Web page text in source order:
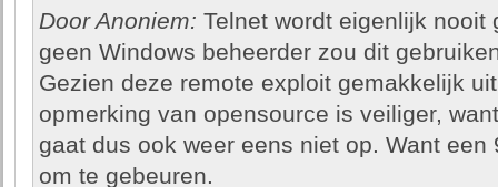
Door Anoniem: Telnet wordt eigenlijk nooit
geen Windows beheerder zou dit
Gezien deze remote exploit gemakkelijk
opmerking van opensource is veiliger,
gaat dus ook weer eens niet op. Want
om te gebeuren.